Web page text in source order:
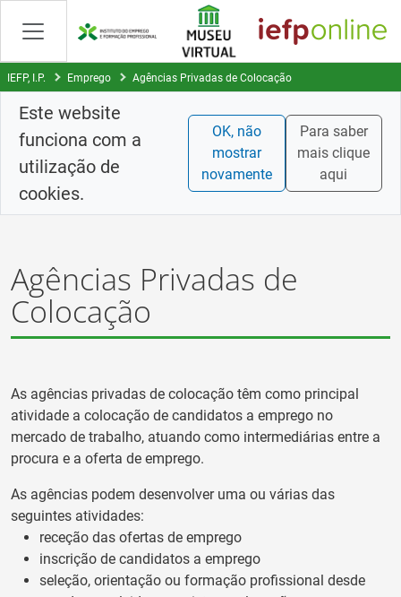
Skip
Content
IEFP, I.P. Emprego Agências Privadas de Colocação
Este website
funciona com a
utilização de
cookies.
OK, não
mostrar
novamente
Para saber
mais clique
aqui
Agências Privadas de
Colocação
As agências privadas de colocação têm como principal
atividade a colocação de candidatos a emprego no
mercado de trabalho, atuando como intermediárias entre a
procura e a oferta de emprego.
As agências podem desenvolver uma ou várias das
seguintes atividades:
receção das ofertas de emprego
inscrição de candidatos a emprego
seleção, orientação ou formação profissional desde